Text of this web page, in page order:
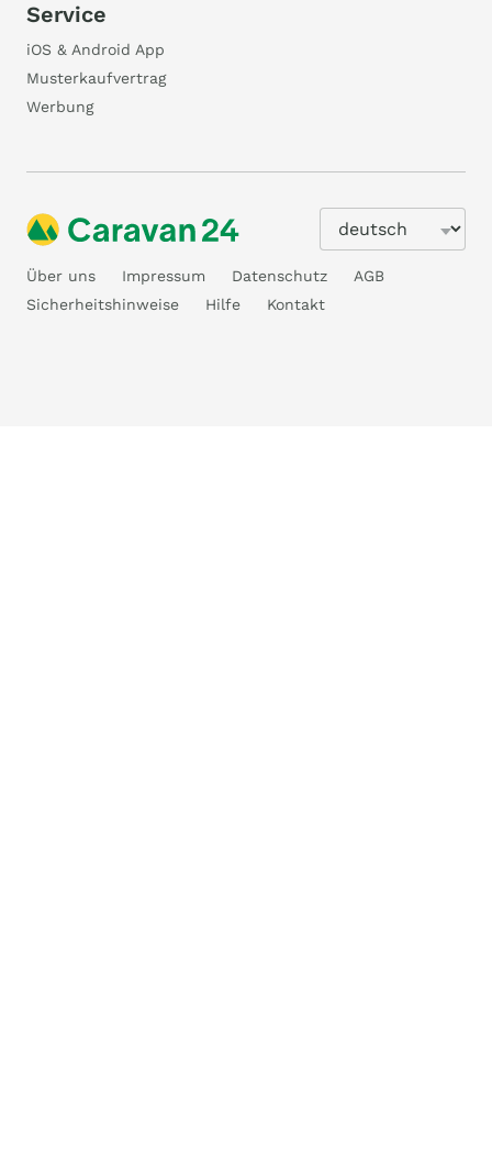
Service
iOS & Android App
Musterkaufvertrag
Werbung
Über uns Impressum Datenschutz
AGB
Sicherheitshinweise
Hilfe Kontakt